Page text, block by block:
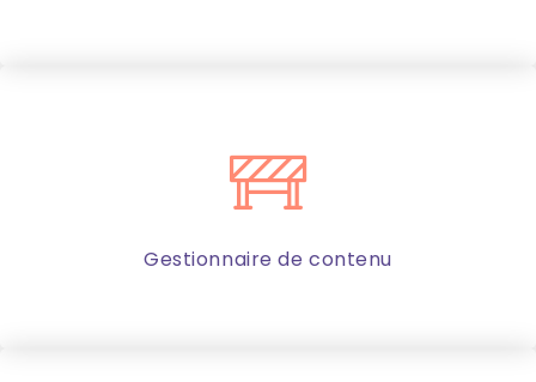
Gestionnaire de contenu